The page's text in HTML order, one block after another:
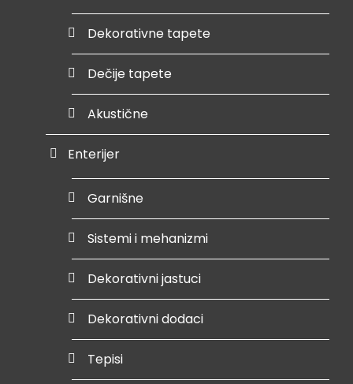
Dekorativne tapete
Dečije tapete
Akustične
Enterijer
Garnišne
Sistemi i mehanizmi
Dekorativni jastuci
Dekorativni dodaci
Tepisi